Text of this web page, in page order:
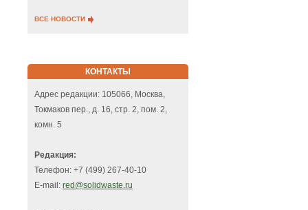
ВСЕ НОВОСТИ
КОНТАКТЫ
Адрес редакции: 105066, Москва,
Токмаков пер., д. 16, стр. 2, пом. 2,
комн. 5
Редакция:
Телефон: +7 (499) 267-40-10
E-mail: red@solidwaste.ru